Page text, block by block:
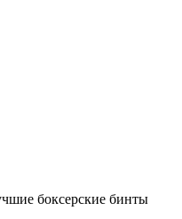
боксерские бинты